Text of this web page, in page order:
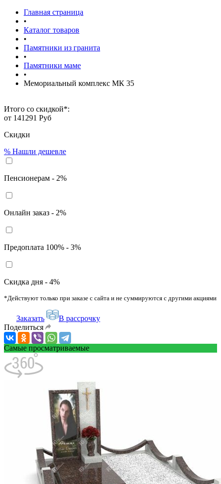
Главная страница
•
Каталог товаров
•
Памятники из гранита
•
Памятники маме
•
Мемориальный комплекс МК 35
Итого со скидкой*:
от 141291 Руб
Скидки
% Нашли дешевле
Пенсионерам - 2%
Онлайн заказ - 2%
Предоплата 100% - 3%
Скидка дня - 4%
*Действуют только при заказе с сайта и не суммируются с другими акциями
Заказать
В рассрочку
Поделиться
Самые просматриваемые